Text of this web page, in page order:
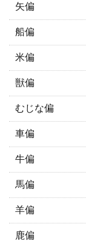
矢偏
船偏
米偏
獣偏
むじな偏
車偏
牛偏
馬偏
羊偏
鹿偏